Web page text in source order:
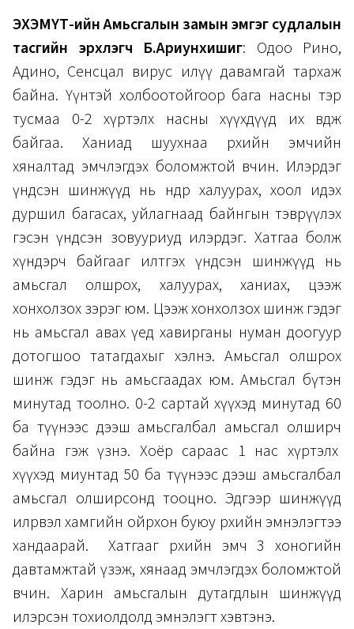
ЭХЭМҮТ-ийн Амьсгалын замын эмгэг судлалын
тасгийн эрхлэгч Б.Ариунхишиг: Одоо Рино,
Адино, Сенсцал вирус илүү давамгай тархаж
байна. Үүнтэй холбоотойгоор бага насны тэр
тусмаа 0-2 хүртэлх насны хүүхдүүд их өвдөж
байгаа. Ханиад шуухнаа өрхийн эмчийн
хяналтад эмчлэгдэх боломжтой өвчин. Илэрдэг
үндсэн шинжүүд нь өндөр халуурах, хоол идэх
дуршил багасах, уйлагнаад байнгын тэврүүлэх
гэсэн үндсэн зовууриуд илэрдэг. Хатгаа болж
хүндэрч байгааг илтгэх үндсэн шинжүүд нь
амьсгал олшрох, халуурах, ханиах, цээж
хонхолзох зэрэг юм. Цээж хонхолзох шинж гэдэг
нь амьсгал авах үед хавирганы нуман доогуур
дотогшоо татагдахыг хэлнэ. Амьсгал олшрох
шинж гэдэг нь амьсгаадах юм. Амьсгал бүтэн
минутад тоолно. 0-2 сартай хүүхэд минутад 60
ба түүнээс дээш амьсгалбал амьсгал олширч
байна гэж үзнэ. Хоёр сараас 1 нас хүртэлх
хүүхэд миунтад 50 ба түүнээс дээш амьсгалбал
амьсгал олширсонд тооцно. Эдгээр шинжүүд
илрвэл хамгийн ойрхон буюу өрхийн эмнэлэгтээ
хандаарай. Хатгааг өрхийн эмч 3 хоногийн
давтамжтай үзэж, хянаад эмчлэгдэх боломжтой
өвчин. Харин амьсгалын дутагдлын шинжүүд
илэрсэн тохиолдолд эмнэлэгт хэвтэнэ.